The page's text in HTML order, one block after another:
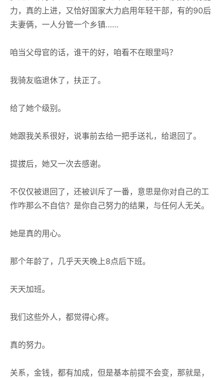
力，真的上进，又恰好国家大力启用年轻干部，有的90后
夫妻俩，一人分管一个乡镇……
咱当父母官的话，谁干的好，咱看不在眼里吗？
我骑友临退休了，扶正了。
给了她个级别。
她跟我关系很好，说事前去给一把手送礼，给退回了。
提拔后，她又一次去感谢。
不仅仅被退回了，还被训斥了一番，意思是你对自己的工
作咋那么不自信？是你自己努力的结果，与任何人无关。
她是真的用心。
那个年龄了，几乎天天晚上8点后下班。
天天加班。
我们这些外人，都觉得心疼。
真的努力。
关系，金钱，都有加成，但是基本前提不会变，那就是，